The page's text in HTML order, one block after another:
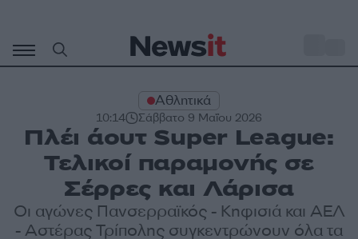
περιεχόμενο
Αθλητικά
10:14 Σάββατο 9 Μαΐου 2026
Πλέι άουτ Super League:
Τελικοί παραμονής σε
Σέρρες και Λάρισα
Οι αγώνες Πανσερραϊκός - Κηφισιά και ΑΕΛ
- Αστέρας Τρίπολης συγκεντρώνουν όλα τα